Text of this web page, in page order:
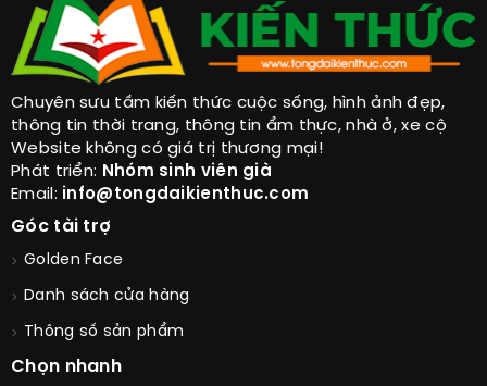
Chuyên sưu tầm kiến thức cuộc sống, hình ảnh đẹp,
thông tin thời trang, thông tin ẩm thực, nhà ở, xe cộ
Website không có giá trị thương mại!
Phát triển: Nhóm sinh viên già
Email: info@tongdaikienthuc.com
Góc tài trợ
Golden Face
Danh sách cửa hàng
Thông số sản phẩm
Chọn nhanh